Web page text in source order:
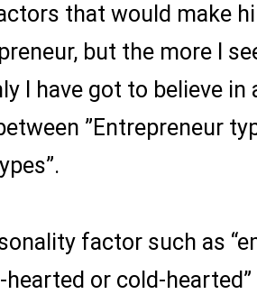
that would make
but the more I
I have got to believe in
”Entrepreneur
factor such as
hearted or cold-